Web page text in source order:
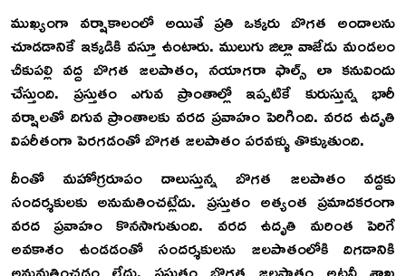
ముఖ్యంగా వర్షాకాలంలో అయితే ప్రతి ఒక్కరు బొగత అందాలను
చూడడానికే ఇక్కడికి వస్తూ ఉంటారు. ములుగు జిల్లా వాజేడు మండలం
చీకుపల్లి వద్ద బొగత జలపాతం, నయాగరా ఫాల్స్ లా కనువిందు
చేస్తుంది. ప్రస్తుతం ఎగువ ప్రాంతాల్లో ఇప్పటికే కురుస్తున్న భారీ
వర్షాలతో దిగువ ప్రాంతాలకు వరద ప్రవాహం పెరిగింది. వరద ఉదృతి
విపరీతంగా పెరగడంతో బొగత జలపాతం పరవళ్ళు తొక్కుతుంది.
దీంతో మహోగ్రరూపం దాలుస్తున్న బొగత జలపాతం వద్దకు
సందర్శకులకు అనుమతించట్లేదు. ప్రస్తుతం అత్యంత ప్రమాదకరంగా
వరద ప్రవాహం కొనసాగుతుంది. వరద ఉదృతి మరింత పెరిగే
అవకాశం ఉండడంతో సందర్శకులను జలపాతంలోకి దిగడానికి